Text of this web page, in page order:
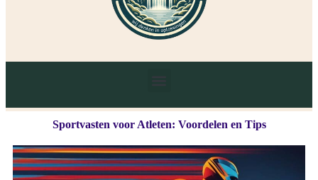
Sportvasten voor Atleten: Voordelen en Tips